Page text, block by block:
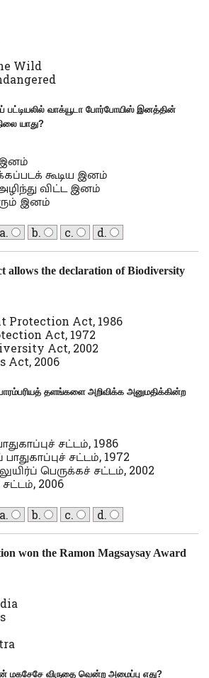
Wild
பட்டியலில் வாக்யூடா போர்போயிஸ் இனத்தின்
யாது?
இனம்
கூடிய இனம்
விட்ட இனம்
இனம்
a. b. c. d.
allows the declaration of Biodiversity
Protection Act, 1986
Act, 1972
Act, 2002
Act, 2006
தளங்களை அறிவிக்க அனுமதிக்கின்ற
சட்டம், 1986
சட்டம், 1972
பெருக்கச் சட்டம், 2002
2006
a. b. c. d.
won the Ramon Magsaysay Award
விருதை வென்ற அமைப்பு எது?